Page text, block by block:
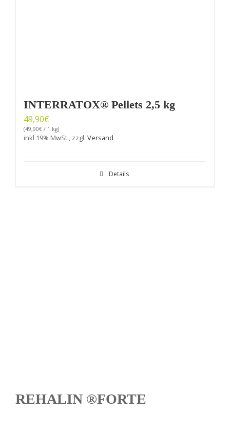
INTERRATOX® Pellets 2,5 kg
49,90€
(49,90€ / 1 kg)
inkl 19% MwSt., zzgl. Versand
Details
REHALIN ®FORTE